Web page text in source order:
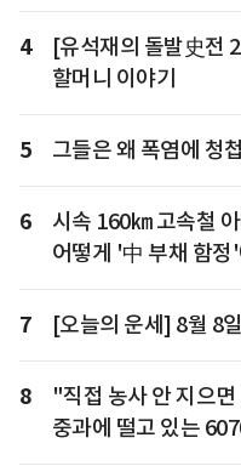
4
[유석재의 돌발史전
할머니 이야기
5 그들은 왜 폭염에 청
6
시속 160㎞ 고속철
어떻게 '中 부채 함정
7 [오늘의 운세] 8월 8
8
"직접 농사 안 지으
중과에 떨고 있는